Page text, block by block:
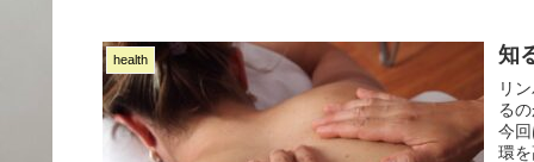
health 知
リ
る
今
環